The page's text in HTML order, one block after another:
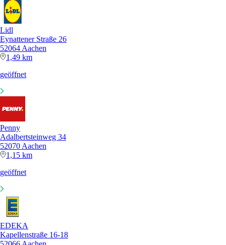
Lidl
Eynattener Straße 26
52064 Aachen
1,49 km
geöffnet
Penny
Adalbertsteinweg 34
52070 Aachen
1,15 km
geöffnet
EDEKA
Kapellenstraße 16-18